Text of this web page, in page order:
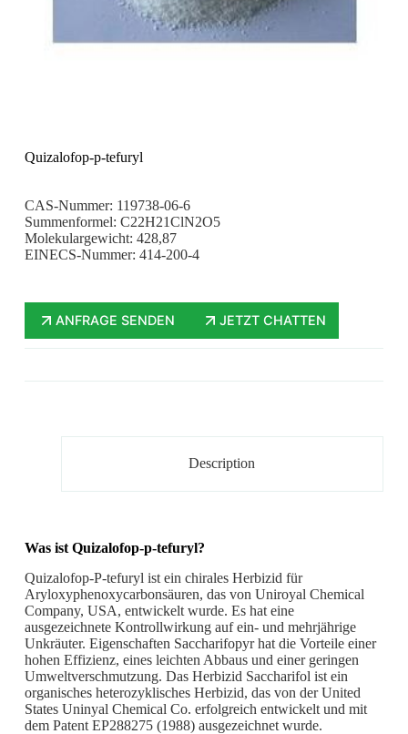
Quizalofop-p-tefuryl
CAS-Nummer: 119738-06-6
Summenformel: C22H21ClN2O5
Molekulargewicht: 428,87
EINECS-Nummer: 414-200-4
ANFRAGE SENDEN JETZT CHATTEN
Description
Was ist Quizalofop-p-tefuryl?
Quizalofop-P-tefuryl ist ein chirales Herbizid für
Aryloxyphenoxycarbonsäuren, das von Uniroyal Chemical
Company, USA, entwickelt wurde. Es hat eine
ausgezeichnete Kontrollwirkung auf ein- und mehrjährige
Unkräuter. Eigenschaften Saccharifopyr hat die Vorteile einer
hohen Effizienz, eines leichten Abbaus und einer geringen
Umweltverschmutzung. Das Herbizid Saccharifol ist ein
organisches heterozyklisches Herbizid, das von der United
States Uninyal Chemical Co. erfolgreich entwickelt und mit
dem Patent EP288275 (1988) ausgezeichnet wurde.